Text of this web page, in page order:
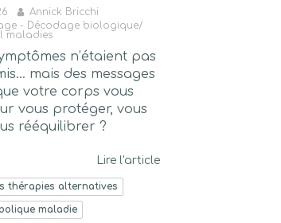
Annick Bricchi
- Décodage biologique/
maladies
n’étaient pas
mais des messages
votre corps vous
vous protéger, vous
rééquilibrer ?
Lire l'article
thérapies alternatives
maladie